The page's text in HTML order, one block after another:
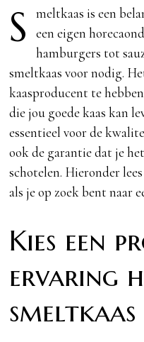
S
meltkaas is een
een eigen
hamburgers tot
smeltkaas voor nodig.
kaasproducent te
die jou goede kaas kan
essentieel voor de
ook de garantie dat je
schotelen. Hieronder
als je op zoek bent naar
Kies een
ervaring
smeltkaas